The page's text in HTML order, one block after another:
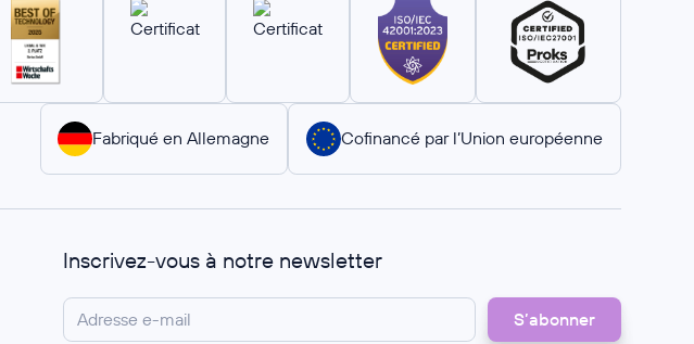
Fabriqué en Allemagne Cofinancé par l’Union européenne
Inscrivez-vous à notre newsletter